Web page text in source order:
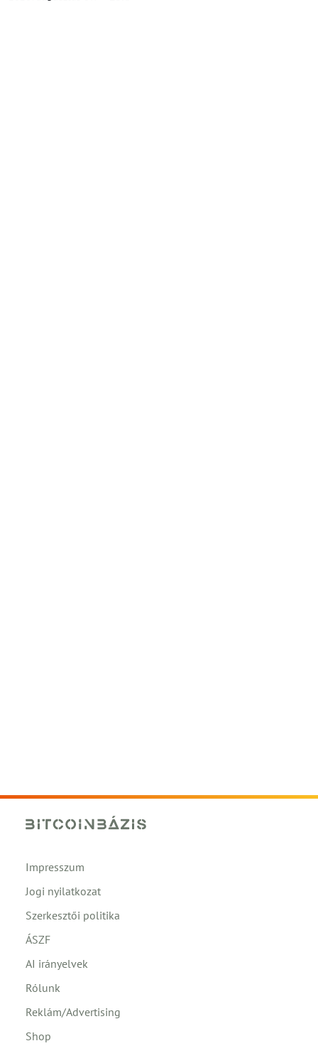
Impresszum
Jogi nyilatkozat
Szerkesztői politika
ÁSZF
AI irányelvek
Rólunk
Reklám/Advertising
Shop